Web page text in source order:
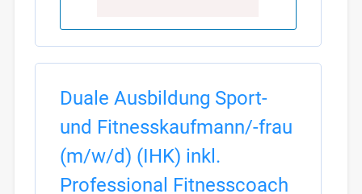
Duale Ausbildung Sport-
und Fitnesskaufmann/-frau
(m/w/d) (IHK) inkl.
Professional Fitnesscoach